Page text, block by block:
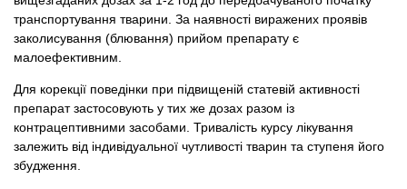
транспортування тварини. За наявності виражених проявів
заколисування (блювання) прийом препарату є
малоефективним.
Для корекції поведінки при підвищеній статевій активності
препарат застосовують у тих же дозах разом із
контрацептивними засобами. Тривалість курсу лікування
залежить від індивідуальної чутливості тварин та ступеня його
збудження.